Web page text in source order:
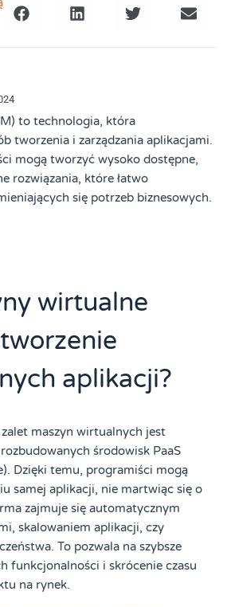
to technologia, która
tworzenia i zarządzania aplikacjami.
mogą tworzyć wysoko dostępne,
rozwiązania, które łatwo
się potrzeb biznesowych.
wirtualne
aplikacji?
maszyn wirtualnych jest
środowisk PaaS
Dzięki temu, programiści mogą
samej aplikacji, nie martwiąc się o
zajmuje się automatycznym
skalowaniem aplikacji, czy
To pozwala na szybsze
funkcjonalności i skrócenie czasu
na rynek.